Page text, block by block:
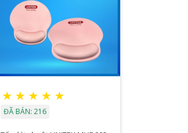
★ ★ ★ ★ ★
ĐÃ BÁN: 216